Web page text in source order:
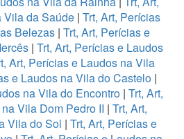
Vila da Saúde| Trt, Art, Perícias
Belezas| Trt, Art, Perícias e
| Trt, Art, Perícias e Laudos
Art, Perícias e Laudos na Vila
e Laudos na Vila do Castelo |
na Vila do Encontro | Trt, Art,
Vila Dom Pedro II | Trt, Art,
Vila do Sol | Trt, Art, Perícias e